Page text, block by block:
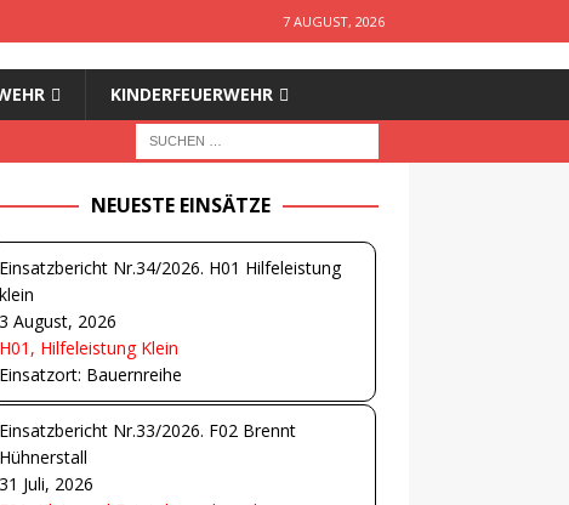
7 AUGUST, 2026
KINDERFEUERWEHR
NEUESTE EINSÄTZE
Einsatzbericht Nr.34/2026. H01 Hilfeleistung
klein
3 August, 2026
H01, Hilfeleistung Klein
Einsatzort: Bauernreihe
Einsatzbericht Nr.33/2026. F02 Brennt
Hühnerstall
31 Juli, 2026